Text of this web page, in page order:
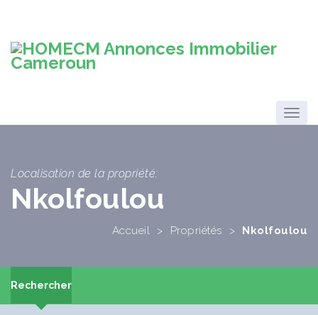
Localisation de la propriété:
Nkolfoulou
Accueil > Propriétés > Nkolfoulou
Rechercher